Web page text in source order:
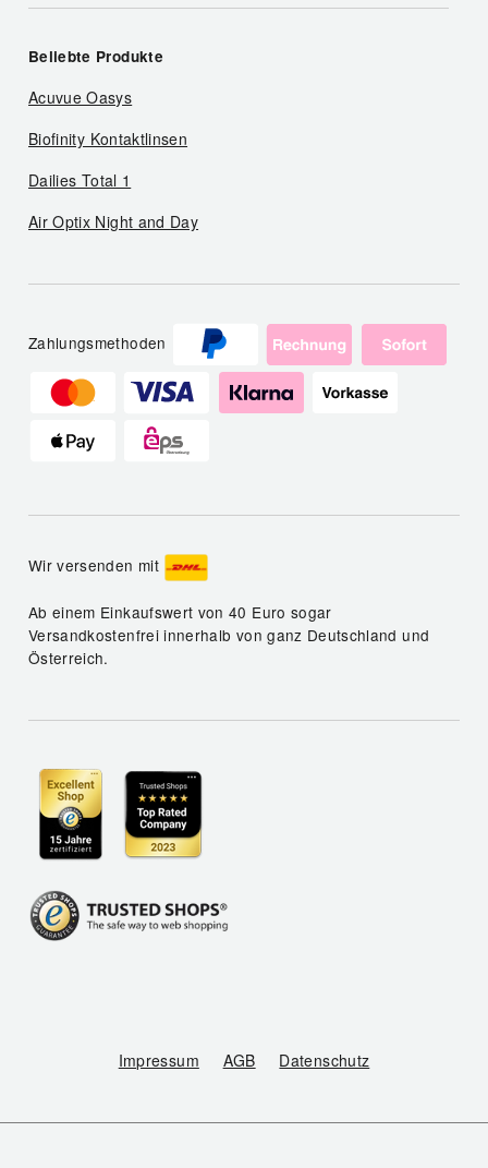
Beliebte Produkte
Acuvue Oasys
Biofinity Kontaktlinsen
Dailies Total 1
Air Optix Night and Day
Zahlungsmethoden
Wir versenden mit
Ab einem Einkaufswert von 40 Euro sogar
Versandkostenfrei innerhalb von ganz Deutschland und
Österreich.
Impressum AGB Datenschutz